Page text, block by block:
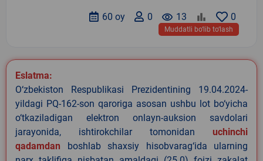
0
remove_red_eye 13
0
60 oy
Muddatli bo‘lib to‘lash
Eslatma:
O‘zbekiston Respublikasi Prezidentining 19.04.2024-
yildagi PQ-162-son qaroriga asosan ushbu lot bo‘yicha
o‘tkaziladigan elektron onlayn-auksion savdolari
jarayonida, ishtirokchilar tomonidan uchinchi
qadamdan boshlab shaxsiy hisobvarag‘ida ularning